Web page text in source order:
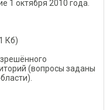
1 октября 2010 года.
Кб)
(вопросы заданы